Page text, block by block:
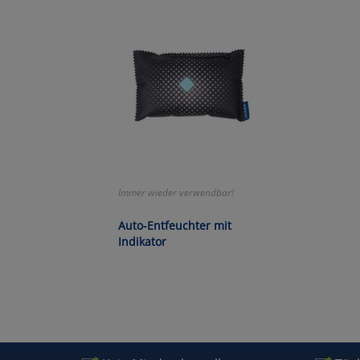
Immer wieder verwendbar!
Auto-Entfeuchter mit
Indikator